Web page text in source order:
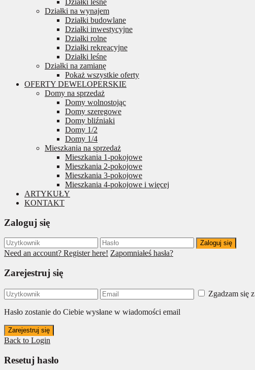
Działki leśne
Działki na wynajem
Działki budowlane
Działki inwestycyjne
Działki rolne
Działki rekreacyjne
Działki leśne
Działki na zamianę
Pokaż wszystkie oferty
OFERTY DEWELOPERSKIE
Domy na sprzedaż
Domy wolnostojąc
Domy szeregowe
Domy bliźniaki
Domy 1/2
Domy 1/4
Mieszkania na sprzedaż
Mieszkania 1-pokojowe
Mieszkania 2-pokojowe
Mieszkania 3-pokojowe
Mieszkania 4-pokojowe i więcej
ARTYKUŁY
KONTAKT
Zaloguj się
Zaloguj się
Need an account? Register here! Zapomniałeś hasła?
Zarejestruj się
Zgadzam się z
Hasło zostanie do Ciebie wysłane w wiadomości email
Zarejestruj się
Back to Login
Resetuj hasło